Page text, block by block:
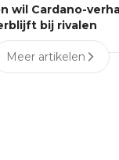
wil Cardano-
bij rivalen
Meer artikelen